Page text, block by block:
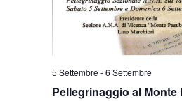
Pellegrinaggio al Monte
5 Settembre -6 Settembre